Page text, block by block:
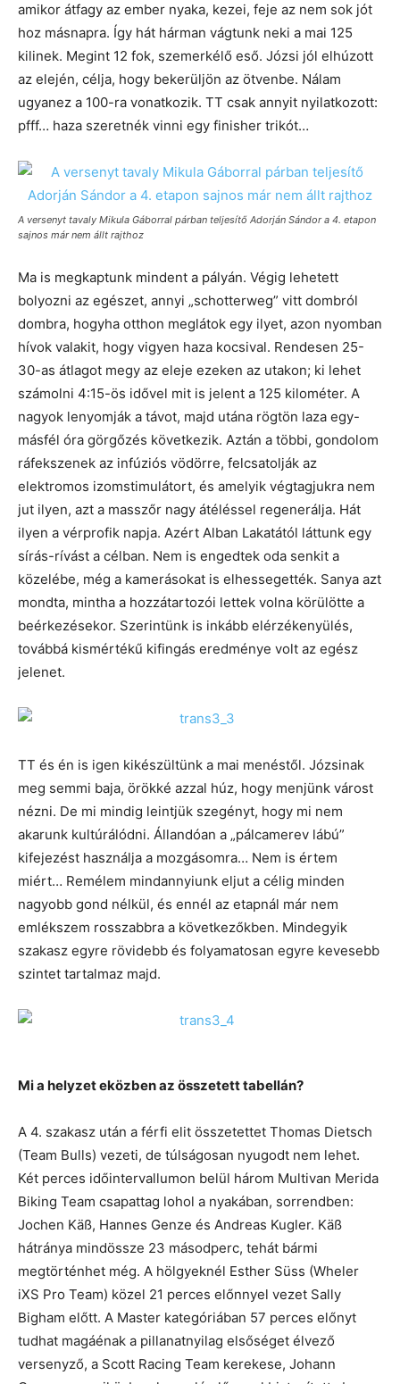
amikor átfagy az ember nyaka, kezei, feje az nem sok jót
hoz másnapra. Így hát hárman vágtunk neki a mai 125
kilinek. Megint 12 fok, szemerkélő eső. Józsi jól elhúzott
az elején, célja, hogy bekerüljön az ötvenbe. Nálam
ugyanez a 100-ra vonatkozik. TT csak annyit nyilatkozott:
pfff… haza szeretnék vinni egy finisher trikót…
A versenyt tavaly Mikula Gáborral párban teljesítő Adorján Sándor a 4. etapon
sajnos már nem állt rajthoz
Ma is megkaptunk mindent a pályán. Végig lehetett
bolyozni az egészet, annyi „schotterweg” vitt dombról
dombra, hogyha otthon meglátok egy ilyet, azon nyomban
hívok valakit, hogy vigyen haza kocsival. Rendesen 25-
30-as átlagot megy az eleje ezeken az utakon; ki lehet
számolni 4:15-ös idővel mit is jelent a 125 kilométer. A
nagyok lenyomják a távot, majd utána rögtön laza egy-
másfél óra görgőzés következik. Aztán a többi, gondolom
ráfekszenek az infúziós vödörre, felcsatolják az
elektromos izomstimulátort, és amelyik végtagjukra nem
jut ilyen, azt a masszőr nagy átéléssel regenerálja. Hát
ilyen a vérprofik napja. Azért Alban Lakatától láttunk egy
sírás-rívást a célban. Nem is engedtek oda senkit a
közelébe, még a kamerásokat is elhessegették. Sanya azt
mondta, mintha a hozzátartozói lettek volna körülötte a
beérkezésekor. Szerintünk is inkább elérzékenyülés,
továbbá kismértékű kifingás eredménye volt az egész
jelenet.
TT és én is igen kikészültünk a mai menéstől. Józsinak
meg semmi baja, örökké azzal húz, hogy menjünk várost
nézni. De mi mindig leintjük szegényt, hogy mi nem
akarunk kultúrálódni. Állandóan a „pálcamerev lábú”
kifejezést használja a mozgásomra… Nem is értem
miért… Remélem mindannyiunk eljut a célig minden
nagyobb gond nélkül, és ennél az etapnál már nem
emlékszem rosszabbra a következőkben. Mindegyik
szakasz egyre rövidebb és folyamatosan egyre kevesebb
szintet tartalmaz majd.
Mi a helyzet eközben az összetett tabellán?
A 4. szakasz után a férfi elit összetettet Thomas Dietsch
(Team Bulls) vezeti, de túlságosan nyugodt nem lehet.
Két perces időintervallumon belül három Multivan Merida
Biking Team csapattag lohol a nyakában, sorrendben:
Jochen Käß, Hannes Genze és Andreas Kugler. Käß
hátránya mindössze 23 másodperc, tehát bármi
megtörténhet még. A hölgyeknél Esther Süss (Wheler
iXS Pro Team) közel 21 perces előnnyel vezet Sally
Bigham előtt. A Master kategóriában 57 perces előnyt
tudhat magáénak a pillanatnyilag elsőséget élvező
versenyző, a Scott Racing Team kerekese, Johann